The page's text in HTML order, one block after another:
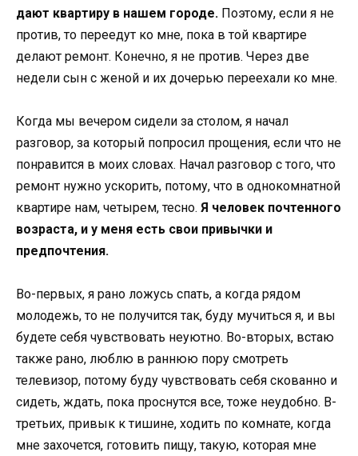
дают квартиру в нашем городе. Поэтому, если я не
против, то переедут ко мне, пока в той квартире
делают ремонт. Конечно, я не против. Через две
недели сын с женой и их дочерью переехали ко мне.
Когда мы вечером сидели за столом, я начал
разговор, за который попросил прощения, если что не
понравится в моих словах. Начал разговор с того, что
ремонт нужно ускорить, потому, что в однокомнатной
квартире нам, четырем, тесно. Я человек почтенного
возраста, и у меня есть свои привычки и
предпочтения.
Во-первых, я рано ложусь спать, а когда рядом
молодежь, то не получится так, буду мучиться я, и вы
будете себя чувствовать неуютно. Во-вторых, встаю
также рано, люблю в раннюю пору смотреть
телевизор, потому буду чувствовать себя скованно и
сидеть, ждать, пока проснутся все, тоже неудобно. В-
третьих, привык к тишине, ходить по комнате, когда
мне захочется, готовить пищу, такую, которая мне